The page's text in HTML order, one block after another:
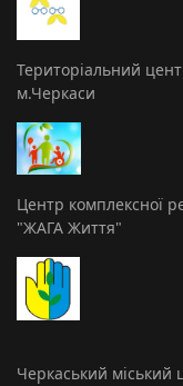
Територіальний
м.Черкаси
Центр комплексної
"ЖАГА Життя"
Черкаський міський